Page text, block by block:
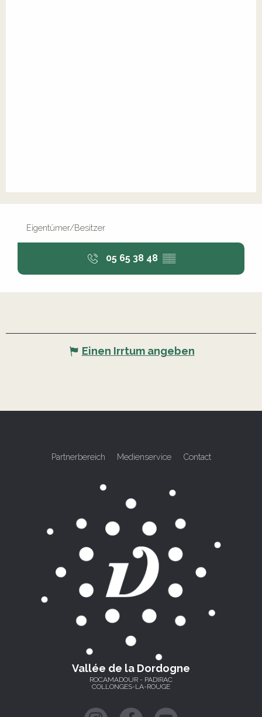
Eigentümer/Besitzer
05 65 38 48 ▒▒
Einen Irrtum angeben
Partnerbereich Medienservice Contact
Vallée de la Dordogne
ROCAMADOUR - PADIRAC
COLLONGES-LA-ROUGE